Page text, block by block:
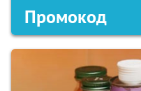
Промокод